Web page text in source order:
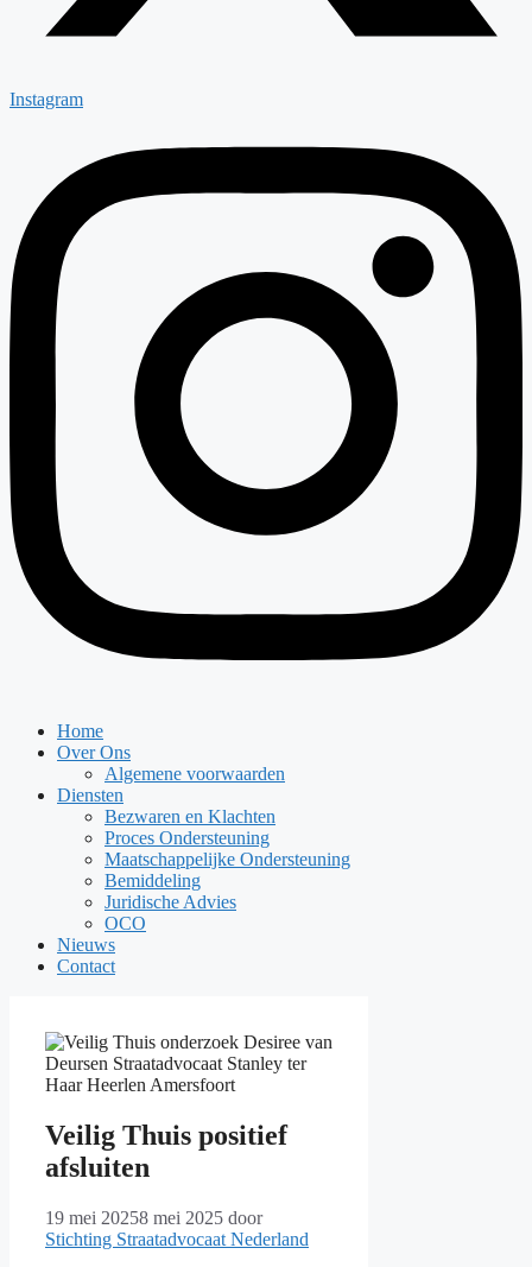
Instagram
Home
Over Ons
Algemene voorwaarden
Diensten
Bezwaren en Klachten
Proces Ondersteuning
Maatschappelijke Ondersteuning
Bemiddeling
Juridische Advies
OCO
Nieuws
Contact
Veilig Thuis positief
afsluiten
19 mei 20258 mei 2025 door
Stichting Straatadvocaat Nederland